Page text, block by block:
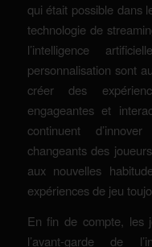
qui était possible dans
technologie de
l’intelligence
personnalisation sont
créer des
engageantes et
continuent
changeants des
aux nouvelles
expériences de jeu
En fin de compte, les
l’avant-garde de